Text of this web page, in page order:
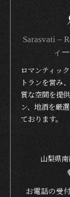
Sarasvati –
ィ
ロマンティッ
トランを営み
質な空間を提
ン、地酒を厳
ております。
山梨県
お電話の受